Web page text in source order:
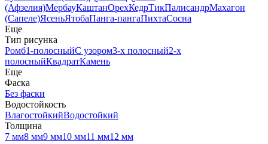
(Афзелия)МербауКаштанОрехКедрТикПалисандрМахагон
(Сапеле)ЯсеньЯтобаПанга-пангаПихтаСосна
Еще
Тип рисунка
Ромб1-полосныйС узором3-х полосный2-х
полосныйКвадратКамень
Еще
Фаска
Без фаски
Водостойкость
ВлагостойкийВодостойкий
Толщина
7 мм8 мм9 мм10 мм11 мм12 мм